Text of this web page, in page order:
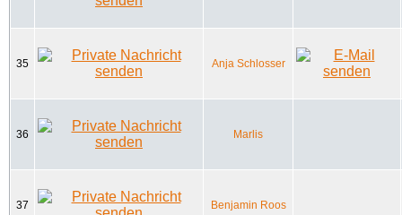
35 Anja Schlosser
36 Marlis
37 Benjamin Roos